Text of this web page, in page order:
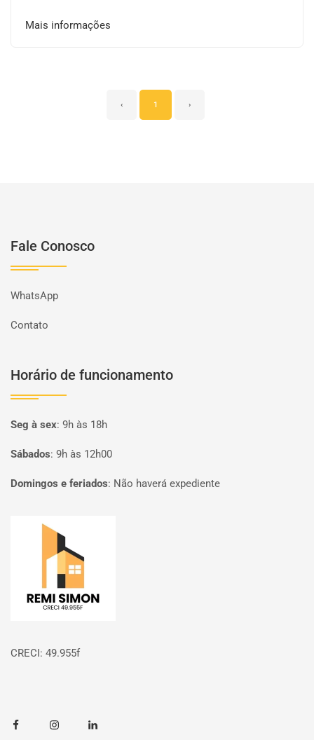
Mais informações
‹ 1 ›
Fale Conosco
WhatsApp
Contato
Horário de funcionamento
Seg à sex: 9h às 18h
Sábados: 9h às 12h00
Domingos e feriados: Não haverá expediente
Página inicial
CRECI: 49.955f
FacebookInstagramLinkedin